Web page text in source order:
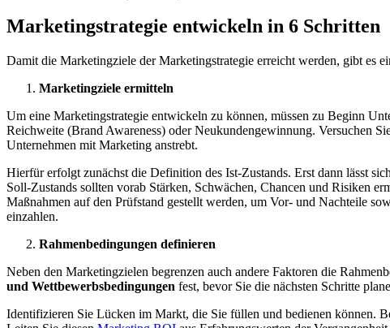
Marketingstrategie entwickeln in 6 Schritten
Damit die Marketingziele der Marketingstrategie erreicht werden, gibt es
Marketingziele ermitteln
Um eine Marketingstrategie entwickeln zu können, müssen zu Beginn
Reichweite (Brand Awareness) oder Neukundengewinnung. Versuchen
Unternehmen mit Marketing anstrebt.
Hierfür erfolgt zunächst die Definition des Ist-Zustands. Erst dann lässt
Soll-Zustands sollten vorab Stärken, Schwächen, Chancen und Risiken
Maßnahmen auf den Prüfstand gestellt werden, um Vor- und Nachteile
einzahlen.
Rahmenbedingungen definieren
Neben den Marketingzielen begrenzen auch andere Faktoren die
und Wettbewerbsbedingungen fest, bevor Sie die nächsten Schritte
Identifizieren Sie Lücken im Markt, die Sie füllen und bedienen können.